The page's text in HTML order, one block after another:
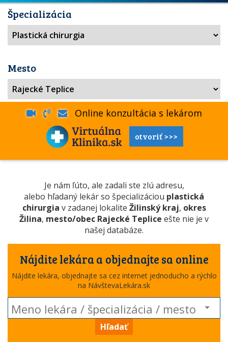
Špecializácia
Mesto
Online konzultácia s lekárom
otvoriť >>>
Je nám ľúto, ale zadali ste zlú adresu,
alebo hľadaný lekár so špecializáciou plastická
chirurgia v zadanej lokalite Žilinský kraj, okres
Žilina, mesto/obec Rajecké Teplice ešte nie je v
našej databáze.
Nájdite lekára a objednajte sa online
Nájdite lekára, objednajte sa cez internet jednoducho a rýchlo
na NávštevaLekára.sk
Hľadať